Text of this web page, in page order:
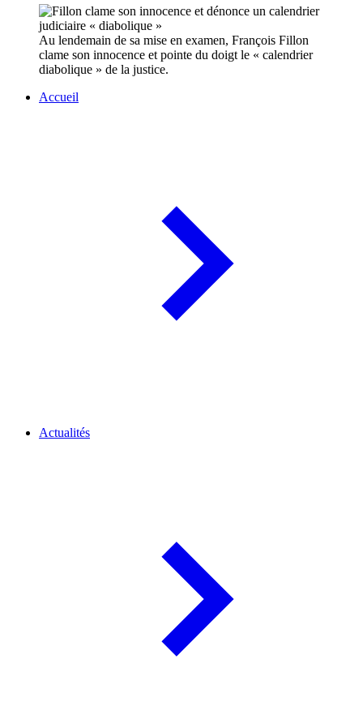
Au lendemain de sa mise en examen, François Fillon
clame son innocence et pointe du doigt le « calendrier
diabolique » de la justice.
Accueil
Actualités